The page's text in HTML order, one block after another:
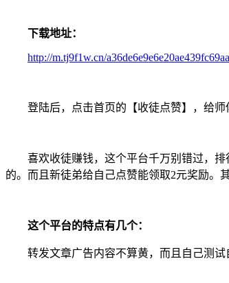
下载地址：
http://m.tj9f1w.cn/
登陆后，点击首页的【收徒点赞】，给
喜欢收徒赚钱，这个平台千万别错过，
的。而且新徒弟给自己点赞能领取2元奖励。
这个平台的特点有几个：
转发文章广告内容不算黄，而且自己测